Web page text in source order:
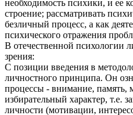
необходимость психики, и ее
строение; рассматривать
безличный процесс, а как
психического отражения
В отечественной психологии
зрения:
С позиции введения в
личностного принципа. Он
процессы - внимание,
избирательный характер, т.е.
личности (мотивации,